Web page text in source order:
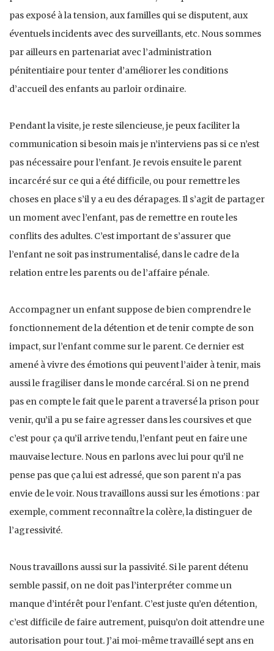
pas exposé à la tension, aux familles qui se disputent, aux
éventuels incidents avec des surveillants, etc. Nous sommes
par ailleurs en partenariat avec l’administration
pénitentiaire pour tenter d’améliorer les conditions
d’accueil des enfants au parloir ordinaire.
Pendant la visite, je reste silencieuse, je peux faciliter la
communication si besoin mais je n’interviens pas si ce n’est
pas nécessaire pour l’enfant. Je revois ensuite le parent
incarcéré sur ce qui a été difficile, ou pour remettre les
choses en place s’il y a eu des dérapages. Il s’agit de partager
un moment avec l’enfant, pas de remettre en route les
conflits des adultes. C’est important de s’assurer que
l’enfant ne soit pas instrumentalisé, dans le cadre de la
relation entre les parents ou de l’affaire pénale.
Accompagner un enfant suppose de bien comprendre le
fonctionnement de la détention et de tenir compte de son
impact, sur l’enfant comme sur le parent. Ce dernier est
amené à vivre des émotions qui peuvent l’aider à tenir, mais
aussi le fragiliser dans le monde carcéral. Si on ne prend
pas en compte le fait que le parent a traversé la prison pour
venir, qu’il a pu se faire agresser dans les coursives et que
c’est pour ça qu’il arrive tendu, l’enfant peut en faire une
mauvaise lecture. Nous en parlons avec lui pour qu’il ne
pense pas que ça lui est adressé, que son parent n’a pas
envie de le voir. Nous travaillons aussi sur les émotions : par
exemple, comment reconnaître la colère, la distinguer de
l’agressivité.
Nous travaillons aussi sur la passivité. Si le parent détenu
semble passif, on ne doit pas l’interpréter comme un
manque d’intérêt pour l’enfant. C’est juste qu’en détention,
c’est difficile de faire autrement, puisqu’on doit attendre une
autorisation pour tout. J’ai moi-même travaillé sept ans en